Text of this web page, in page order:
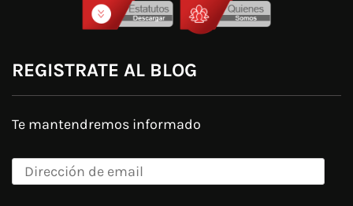
REGISTRATE AL BLOG
Te mantendremos informado
Dirección